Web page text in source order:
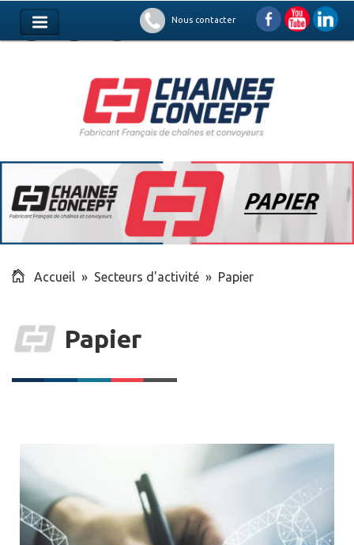
Nous contacter
Accueil » Secteurs d'activité » Papier
Papier